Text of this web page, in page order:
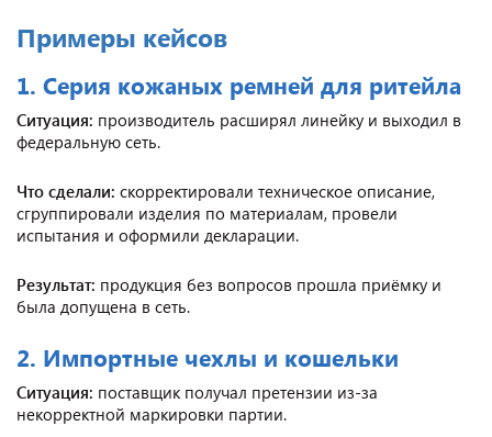
Примеры кейсов
1. Серия кожаных ремней для ритейла
Ситуация: производитель расширял линейку и выходил в
федеральную сеть.
Что сделали: скорректировали техническое описание,
сгруппировали изделия по материалам, провели
испытания и оформили декларации.
Результат: продукция без вопросов прошла приёмку и
была допущена в сеть.
2. Импортные чехлы и кошельки
Ситуация: поставщик получал претензии из-за
некорректной маркировки партии.